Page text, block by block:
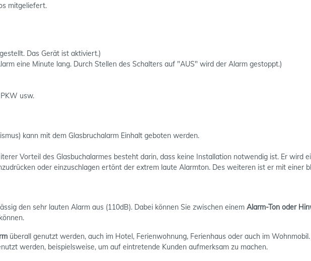
mitgeliefert.
Das Gerät ist aktiviert.)
eine Minute lang. Durch Stellen des Schalters auf "AUS" wird der Alarm gestoppt.)
usw.
kann mit dem Glasbruchalarm Einhalt geboten werden.
Vorteil des Glasbuchalarmes besteht darin, dass keine Installation notwendig ist. Er wird
oder einzuschlagen ertönt der extrem laute Alarmton. Des weiteren ist er mit einer
den sehr lauten Alarm aus (110dB). Dabei können Sie zwischen einem Alarm-Ton oder
überall genutzt werden, auch im Hotel, Ferienwohnung, Ferienhaus oder auch im
werden, beispielsweise, um auf eintretende Kunden aufmerksam zu machen.